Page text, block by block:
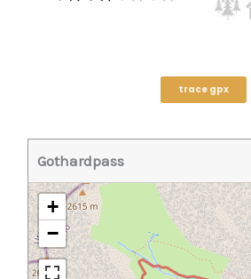
trace gpx
Gothardpass
+
−